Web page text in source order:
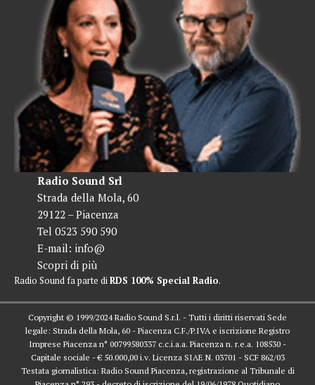
Radio Sound Srl
Strada della Mola, 60
29122 – Piacenza
Tel 0523 590 590
E-mail: info@
Scopri di più
Radio Sound fa parte diRDS 100% Special Radio.
Copyright © 1999/2024 Radio Sound S.r.l. - Tutti i diritti riservati Sede
legale: Strada della Mola, 60 - Piacenza C.F./P.IVA e iscrizione Registro
Imprese Piacenza n° 00799580337 c.c.i.a.a. Piacenza n. r.e.a. 108530 -
Capitale sociale - € 50.000,00 i.v. Licenza SIAE N. 03701 - SCF 862/03
Testata giornalistica: Radio Sound Piacenza, registrazione al Tribunale di